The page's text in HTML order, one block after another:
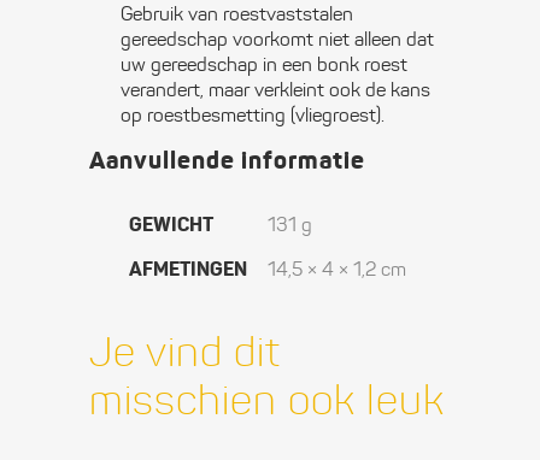
Gebruik van roestvaststalen
gereedschap voorkomt niet alleen dat
uw gereedschap in een bonk roest
verandert, maar verkleint ook de kans
op roestbesmetting (vliegroest).
Aanvullende informatie
GEWICHT 131 g
AFMETINGEN 14,5 × 4 × 1,2 cm
Je vind dit
misschien ook leuk